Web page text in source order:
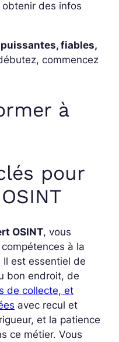
obtenir des infos
puissantes, fiables,
commencez
à
pour
OSINT, vous
à la
est essentiel de
bon endroit, de
de collecte, et
avec recul et
et la patience
ce métier. Vous